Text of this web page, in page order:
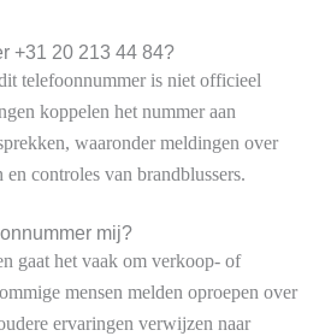
+31 20 213 44 84?
telefoonnummer is niet officieel
koppelen het nummer aan
waaronder meldingen over
controles van brandblussers.
mij?
gaat het vaak om verkoop- of
mensen melden oproepen over
ervaringen verwijzen naar